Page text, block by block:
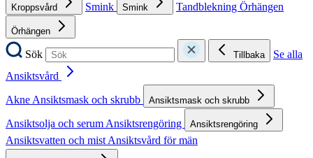
Kroppsvård Smink Smink Tandblekning Örhängen
Örhängen
Sök Tillbaka
Se alla
Ansiktsvård
AkneAnsiktsmask och skrubb Ansiktsmask och skrubb
Ansiktsolja och serumAnsiktsrengöring Ansiktsrengöring
Ansiktsvatten och mistAnsiktsvård för män